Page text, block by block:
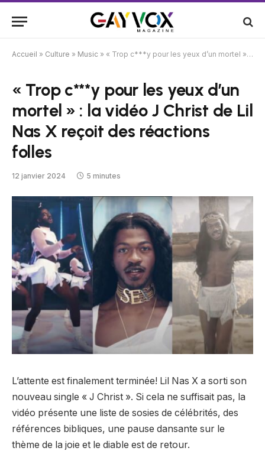
Accueil » Culture » Music » « Trop c***y pour les yeux d’un mortel » : la vidéo J Christ de Lil Nas X reçoit des réactions folles
« Trop c***y pour les yeux d’un
mortel » : la vidéo J Christ de Lil
Nas X reçoit des réactions
folles
12 janvier 2024 5 minutes
L’attente est finalement terminée! Lil Nas X a sorti son
nouveau single « J Christ ». Si cela ne suffisait pas, la
vidéo présente une liste de sosies de célébrités, des
références bibliques, une pause dansante sur le
thème de la joie et le diable est de retour.